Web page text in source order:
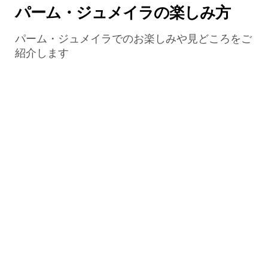
パーム・ジュメイラの楽しみ方
パーム・ジュメイラでのお楽しみや見どころをご
紹介します